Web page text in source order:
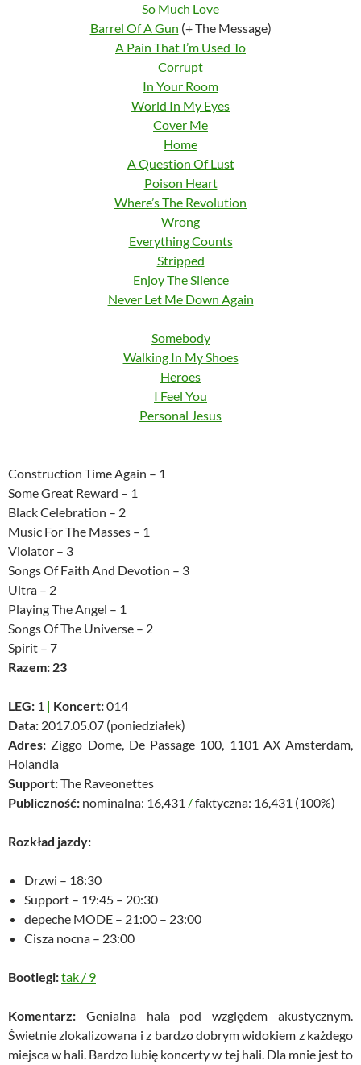
So Much Love
Barrel Of A Gun (+ The Message)
A Pain That I’m Used To
Corrupt
In Your Room
World In My Eyes
Cover Me
Home
A Question Of Lust
Poison Heart
Where’s The Revolution
Wrong
Everything Counts
Stripped
Enjoy The Silence
Never Let Me Down Again
Somebody
Walking In My Shoes
Heroes
I Feel You
Personal Jesus
Construction Time Again – 1
Some Great Reward – 1
Black Celebration – 2
Music For The Masses – 1
Violator – 3
Songs Of Faith And Devotion – 3
Ultra – 2
Playing The Angel – 1
Songs Of The Universe – 2
Spirit – 7
Razem: 23
LEG: 1 | Koncert:014
Data: 2017.05.07 (poniedziałek)
Adres: Ziggo Dome, De Passage 100, 1101 AX Amsterdam,
Holandia
Support:The Raveonettes
Publiczność: nominalna: 16,431 /faktyczna: 16,431 (100%)
Rozkład jazdy:
Drzwi – 18:30
Support – 19:45 – 20:30
depeche MODE – 21:00 – 23:00
Cisza nocna – 23:00
Bootlegi:tak / 9
Komentarz: Genialna hala pod względem akustycznym.
Świetnie zlokalizowana i z bardzo dobrym widokiem z każdego
miejsca w hali. Bardzo lubię koncerty w tej hali. Dla mnie jest to